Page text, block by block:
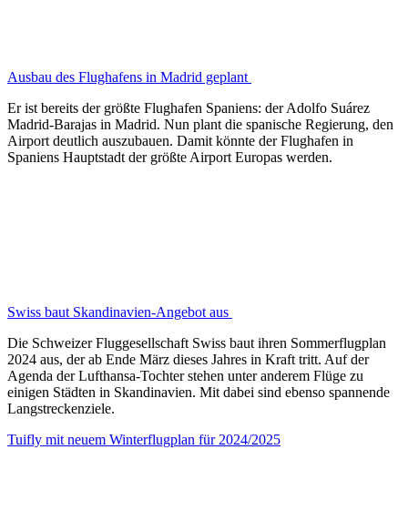
Ausbau des Flughafens in Madrid geplant
Er ist bereits der größte Flughafen Spaniens: der Adolfo Suárez
Madrid-Barajas in Madrid. Nun plant die spanische Regierung, den
Airport deutlich auszubauen. Damit könnte der Flughafen in
Spaniens Hauptstadt der größte Airport Europas werden.
Swiss baut Skandinavien-Angebot aus
Die Schweizer Fluggesellschaft Swiss baut ihren Sommerflugplan
2024 aus, der ab Ende März dieses Jahres in Kraft tritt. Auf der
Agenda der Lufthansa-Tochter stehen unter anderem Flüge zu
einigen Städten in Skandinavien. Mit dabei sind ebenso spannende
Langstreckenziele.
Tuifly mit neuem Winterflugplan für 2024/2025